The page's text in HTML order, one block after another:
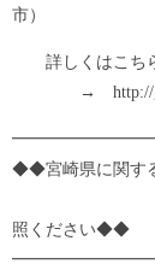
市）
詳しくはこち
→ http://
◆◆宮崎県に関す
下記WEB
照ください◆◆